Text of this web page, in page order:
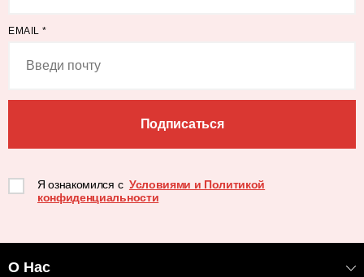
EMAIL *
Подписаться
Я ознакомился с Условиями и Политикой
конфиденциальности
О Нас